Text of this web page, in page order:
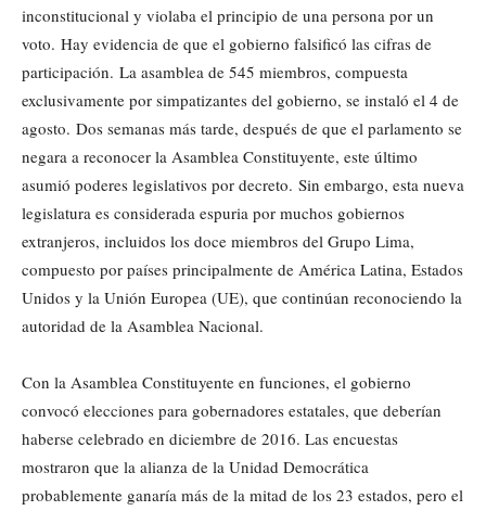
inconstitucional y violaba el principio de una persona por un
voto. Hay evidencia de que el gobierno falsificó las cifras de
participación. La asamblea de 545 miembros, compuesta
exclusivamente por simpatizantes del gobierno, se instaló el 4 de
agosto. Dos semanas más tarde, después de que el parlamento se
negara a reconocer la Asamblea Constituyente, este último
asumió poderes legislativos por decreto. Sin embargo, esta nueva
legislatura es considerada espuria por muchos gobiernos
extranjeros, incluidos los doce miembros del Grupo Lima,
compuesto por países principalmente de América Latina, Estados
Unidos y la Unión Europea (UE), que continúan reconociendo la
autoridad de la Asamblea Nacional.
Con la Asamblea Constituyente en funciones, el gobierno
convocó elecciones para gobernadores estatales, que deberían
haberse celebrado en diciembre de 2016. Las encuestas
mostraron que la alianza de la Unidad Democrática
probablemente ganaría más de la mitad de los 23 estados, pero el